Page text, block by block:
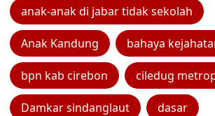
anak-anak di jabar tidak sekolah
Anak Kandung bahaya
bpn kab cirebon ciledug
Damkar sindanglaut dasar